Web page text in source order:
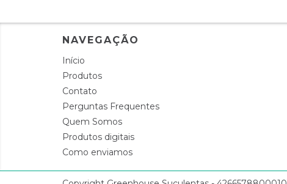
NAVEGAÇÃO
Início
Produtos
Contato
Perguntas Frequentes
Quem Somos
Produtos digitais
Como enviamos